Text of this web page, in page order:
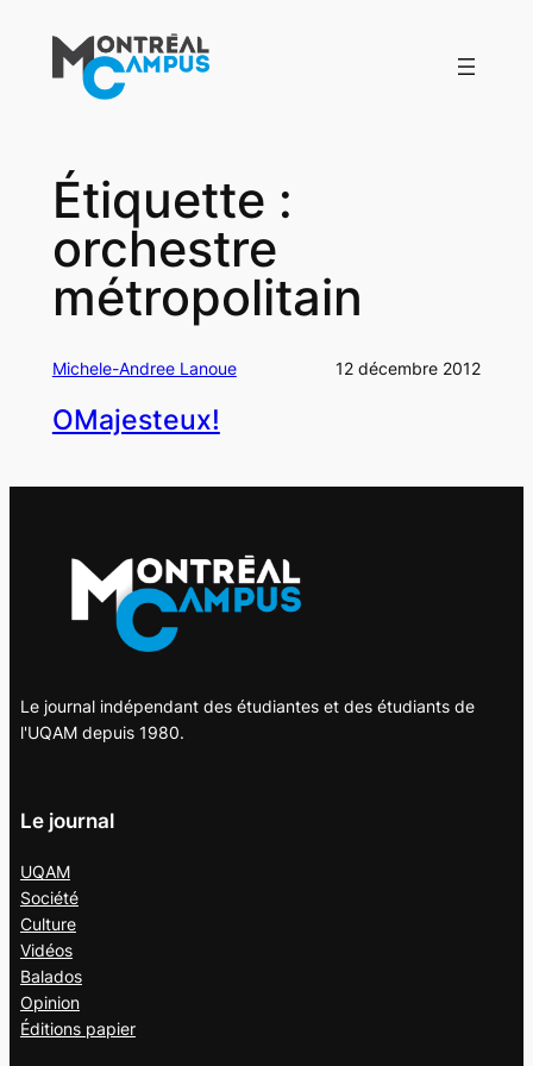
contenu
Étiquette :
orchestre
métropolitain
Michele-Andree Lanoue 12 décembre 2012
OMajesteux!
Le journal indépendant des étudiantes et des étudiants de
l'UQAM depuis 1980.
Le journal
UQAM
Société
Culture
Vidéos
Balados
Opinion
Éditions papier